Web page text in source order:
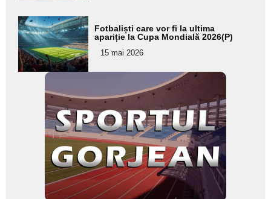
Adaugă
aici textul
pentru
subtitlu
Fotbaliști care vor fi la ultima
apariție la Cupa Mondială 2026(P)
15 mai 2026